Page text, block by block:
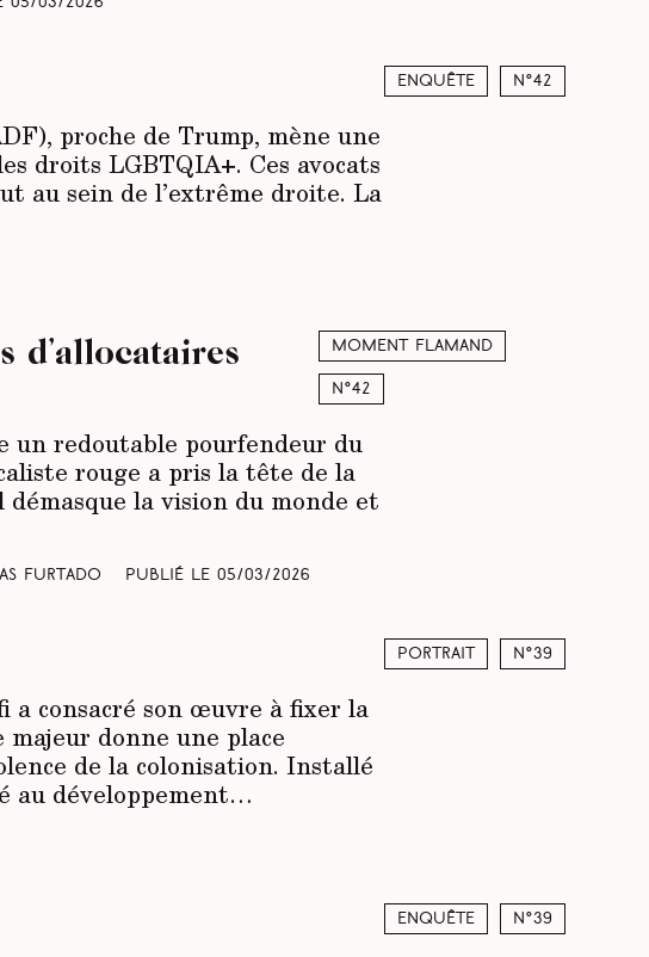
05/03/2026
Enquête N°42
proche de Trump, mène une
droits LGBTQIA+. Ces avocats
au sein de l’extrême droite. La
Moment Flamand
N°42
d’allocataires
un redoutable pourfendeur du
rouge a pris la tête de la
la vision du monde et
Furtado Publié le 05/03/2026
Portrait N°39
consacré son œuvre à fixer la
majeur donne une place
de la colonisation. Installé
au développement…
Enquête N°39